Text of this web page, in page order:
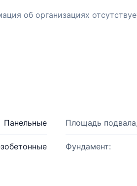
об организациях
Панельные Площадь
Фундамент: